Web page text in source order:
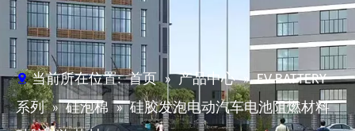
当前所在位置: 首页 » 产品中心 » EV BATTERY
系列 » 硅泡棉 » 硅胶发泡电动汽车电池阻燃材料